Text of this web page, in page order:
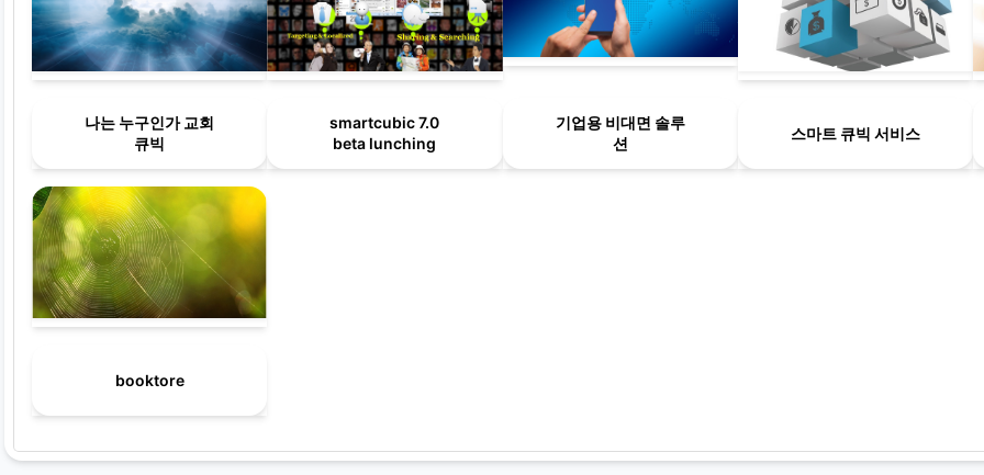
나는 누구인가 교회
큐빅
smartcubic 7.0
beta lunching
기업용 비대면 솔루
션
스마트 큐빅 서비스
booktore